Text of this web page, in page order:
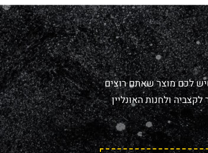
לכם מוצר שאתם רוצים
ולחנות האונליין